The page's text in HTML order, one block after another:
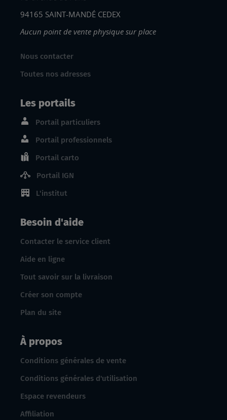
94165 SAINT-MANDÉ CEDEX
Aucun point de vente physique sur place
Nous contacter
Toutes nos adresses
Les portails
Portail particuliers
Portail professionnels
Portail carto
Portail IGN
L'institut
Besoin d'aide
Contacter le service client
Aide en ligne
Tout savoir sur la livraison
Créer son compte
Plan du site
À propos
Conditions générales de vente
Conditions générales d'utilisation
Espace revendeurs
Affiliation